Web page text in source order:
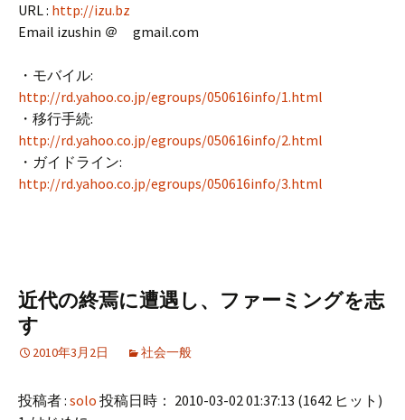
URL : http://izu.bz
Email izushin ＠ gmail.com
・モバイル:
http://rd.yahoo.co.jp/egroups/050616info/1.html
・移行手続:
http://rd.yahoo.co.jp/egroups/050616info/2.html
・ガイドライン:
http://rd.yahoo.co.jp/egroups/050616info/3.html
近代の終焉に遭遇し、ファーミングを志
す
2010年3月2日 社会一般
投稿者 : solo 投稿日時： 2010-03-02 01:37:13 (1642 ヒット )